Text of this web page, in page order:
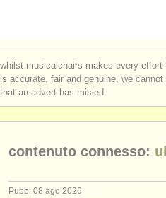
conservatori
orchestre giovanili
contattaci
rss feeds
whilst musicalchairs makes every
is accurate, fair and genuine, we
that an advert has misled.
contenuto connesso:
Pubb: 08 ago 2026